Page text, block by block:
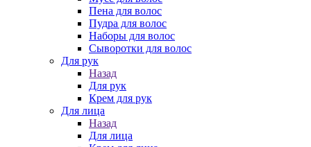
Пена для волос
Пудра для волос
Наборы для волос
Сыворотки для волос
Для рук
Назад
Для рук
Крем для рук
Для лица
Назад
Для лица